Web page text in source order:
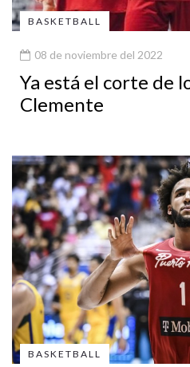
BASKETBALL
08 de noviembre del 2022
Ya está el corte de
Clemente
BASKETBALL